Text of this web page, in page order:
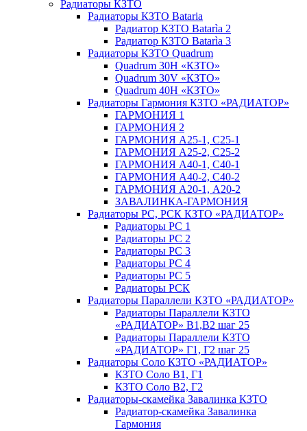
Радиаторы КЗТО
Радиаторы КЗТО Bataria
Радиатор КЗТО Batarìa 2
Радиатор КЗТО Batarìa 3
Радиаторы КЗТО Quadrum
Quadrum 30H «КЗТО»
Quadrum 30V «КЗТО»
Quadrum 40H «КЗТО»
Радиаторы Гармония КЗТО «РАДИАТОР»
ГАРМОНИЯ 1
ГАРМОНИЯ 2
ГАРМОНИЯ А25-1, С25-1
ГАРМОНИЯ А25-2, С25-2
ГАРМОНИЯ А40-1, С40-1
ГАРМОНИЯ А40-2, С40-2
ГАРМОНИЯ А20-1, А20-2
ЗАВАЛИНКА-ГАРМОНИЯ
Радиаторы РС, РСК КЗТО «РАДИАТОР»
Радиаторы РС 1
Радиаторы РС 2
Радиаторы РС 3
Радиаторы РС 4
Радиаторы РС 5
Радиаторы РСК
Радиаторы Параллели КЗТО «РАДИАТОР»
Радиаторы Параллели КЗТО
«РАДИАТОР» В1,В2 шаг 25
Радиаторы Параллели КЗТО
«РАДИАТОР» Г1, Г2 шаг 25
Радиаторы Соло КЗТО «РАДИАТОР»
КЗТО Соло В1, Г1
КЗТО Соло В2, Г2
Радиаторы-скамейка Завалинка КЗТО
Радиатор-скамейка Завалинка
Гармония